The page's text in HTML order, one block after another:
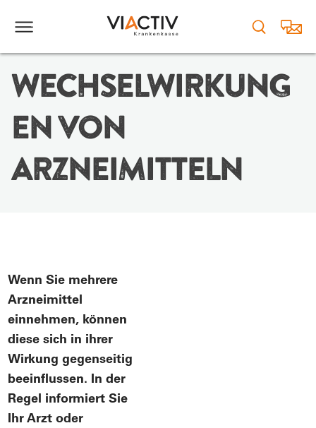
WECHSELWIRKUNG
EN VON
ARZNEIMITTELN
Wenn Sie mehrere
Arzneimittel
einnehmen, können
diese sich in ihrer
Wirkung gegenseitig
beeinflussen. In der
Regel informiert Sie
Ihr Arzt oder